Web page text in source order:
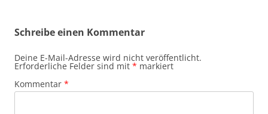
Schreibe einen Kommentar
Deine E-Mail-Adresse wird nicht veröffentlicht.
Erforderliche Felder sind mit * markiert
Kommentar *